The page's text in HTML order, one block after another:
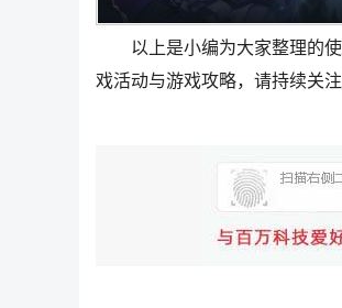
以上是小编为大家整理的使
戏活动与游戏攻略，请持续关